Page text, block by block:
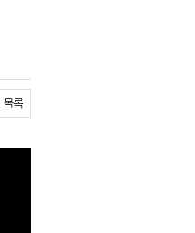
목록